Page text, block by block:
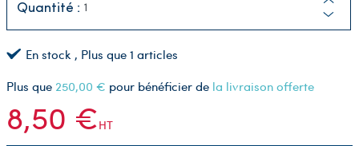
Quantité :
En stock , Plus que 1 articles
Plus que 250,00 € pour bénéficier de la livraison offerte
8,50 €HT